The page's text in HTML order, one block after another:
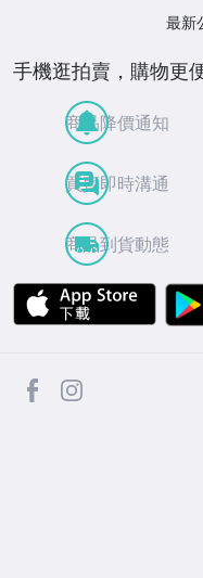
最新
手機逛拍賣，購物更
商品降價通知
買賣即時溝通
商品到貨動態
APP
facebook